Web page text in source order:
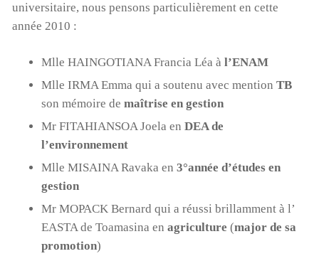
universitaire, nous pensons particulièrement en cette
année 2010 :
Mlle HAINGOTIANA Francia Léa à l’ENAM
Mlle IRMA Emma qui a soutenu avec mention TB
son mémoire de maîtrise en gestion
Mr FITAHIANSOA Joela en DEA de
l’environnement
Mlle MISAINA Ravaka en 3°année d’études en
gestion
Mr MOPACK Bernard qui a réussi brillamment à l’
EASTA de Toamasina en agriculture (major de sa
promotion)